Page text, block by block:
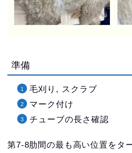
準備
毛刈り, スクラブ
マーク付け
チューブの長さ確認
第7-8肋間の最も高い位置をタ